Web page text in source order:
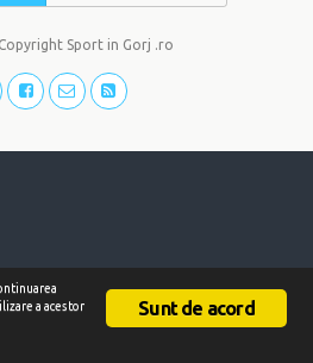
Sport in Gorj .ro
Sunt de acord
a acestor